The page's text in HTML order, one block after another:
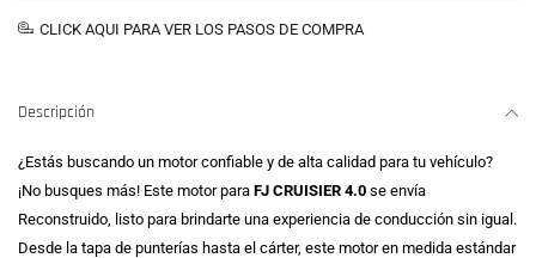
CLICK AQUI PARA VER LOS PASOS DE COMPRA
Descripción
¿Estás buscando un motor confiable y de alta calidad para tu vehículo?
¡No busques más! Este motor para FJ CRUISIER 4.0 se envía
Reconstruido, listo para brindarte una experiencia de conducción sin igual.
Desde la tapa de punterías hasta el cárter, este motor en medida estándar